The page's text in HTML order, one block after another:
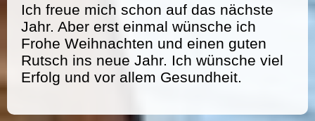
Ich freue mich schon auf das nächste
Jahr. Aber erst einmal wünsche ich
Frohe Weihnachten und einen guten
Rutsch ins neue Jahr. Ich wünsche viel
Erfolg und vor allem Gesundheit.